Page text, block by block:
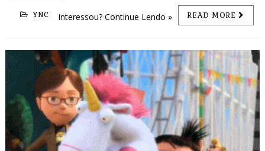
YNC READ MORE
Interessou? Continue Lendo »